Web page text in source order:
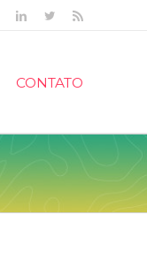
FacebookLinkedinTwitter
CONTATO